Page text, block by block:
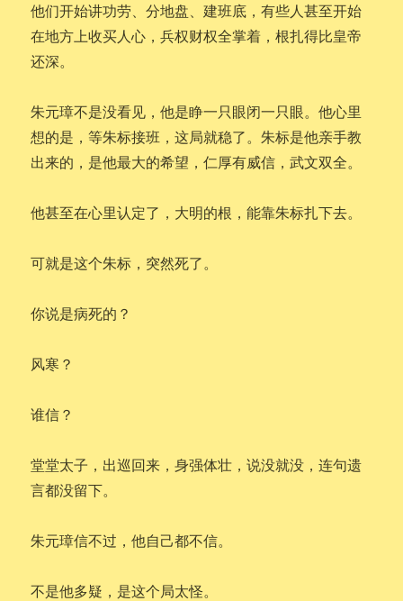
他们开始讲功劳、分地盘、建班底，有些人甚至开始
在地方上收买人心，兵权财权全掌着，根扎得比皇帝
还深。
朱元璋不是没看见，他是睁一只眼闭一只眼。他心里
想的是，等朱标接班，这局就稳了。朱标是他亲手教
出来的，是他最大的希望，仁厚有威信，武文双全。
他甚至在心里认定了，大明的根，能靠朱标扎下去。
可就是这个朱标，突然死了。
你说是病死的？
风寒？
谁信？
堂堂太子，出巡回来，身强体壮，说没就没，连句遗
言都没留下。
朱元璋信不过，他自己都不信。
不是他多疑，是这个局太怪。